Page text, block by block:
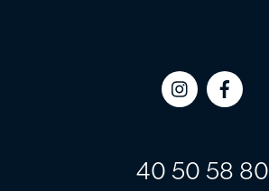
Icon
Icon
40 50 58 80